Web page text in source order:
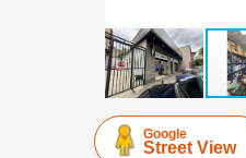
Google
Street View